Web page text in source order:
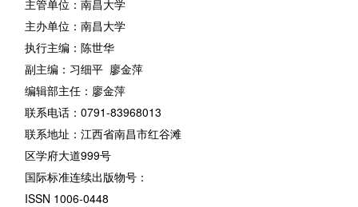
主管单位：南昌大学
主办单位：南昌大学
执行主编：陈世华
副主编：习细平 廖金萍
编辑部主任：廖金萍
联系电话：0791-83968013
联系地址：江西省南昌市红谷滩
区学府大道999号
国际标准连续出版物号：
ISSN 1006-0448